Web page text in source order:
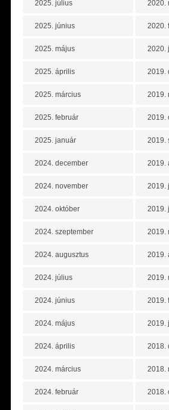
2025. július
2025. június
2025. május
2025. április
2025. március
2025. február
2025. január
2024. december
2024. november
2024. október
2024. szeptember
2024. augusztus
2024. július
2024. június
2024. május
2024. április
2024. március
2024. február
2020.
2020.
2020.
2019.
2019.
2019.
2019.
2019.
2019.
2019.
2019.
2019.
2019.
2019.
2019.
2018.
2018.
2018.